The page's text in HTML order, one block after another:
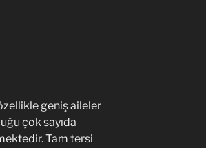
geniş aileler
çok sayıda
Tam tersi